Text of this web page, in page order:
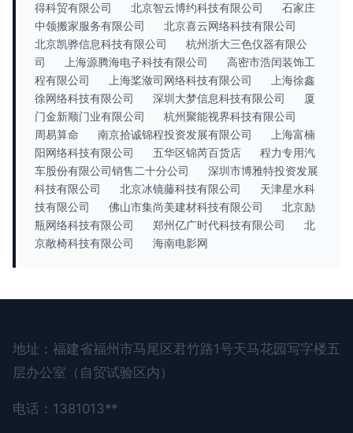
得科贸有限公司
北京智云博约科技有限公司
石家庄
中领搬家服务有限公司
北京喜云网络科技有限公司
北京凯骅信息科技有限公司
杭州浙大三色仪器有限公
司
上海源腾海电子科技有限公司
高密市浩闰装饰工
程有限公司
上海桨潋司网络科技有限公司
上海徐鑫
徐网络科技有限公司
深圳大梦信息科技有限公司
厦
门金新顺门业有限公司
杭州聚能视界科技有限公司
周易算命
南京拾诚锦程投资发展有限公司
上海富楠
阳网络科技有限公司
五华区锦芮百货店
程力专用汽
车股份有限公司销售二十分公司
深圳市博雅特投资发展
科技有限公司
北京冰镜藤科技有限公司
天津星水科
技有限公司
佛山市集尚美建材科技有限公司
北京励
瓶网络科技有限公司
郑州亿广时代科技有限公司
北
京敞椅科技有限公司
海南电影网
地址：福建省福州市马尾区君竹路1号天马花园写字楼五
层办公室（自贸试验区内）
电话：1381013**